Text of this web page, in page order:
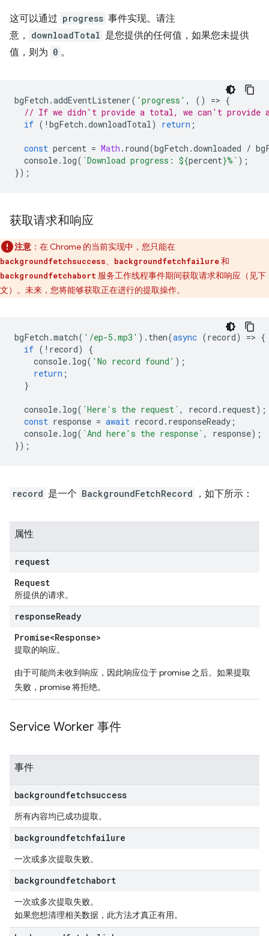
这可以通过 progress 事件实现。请注
意，
downloadTotal 是您提供的任何值，如果您未提供
值，则为 0 。
bgFetch .addEventListener( 'progress' , () => {
// If we didn't provide a total, we can't provide
if ( ! bgFetch .downloadTotal) return ;
const percent = Math . round(bgFetch .downloaded /
console. log( `Download progress: ${percent}%` );
});
获取请求和响应
注意 ：在 Chrome 的当前实现中，您只能在
backgroundfetchsuccess、 backgroundfetchfailure和
backgroundfetchabort 服务工作线程事件期间获取请求和响应（见下
文）。未来，您将能够获取正在进行的提取操作。
bgFetch .match( '/ep-5.mp3' ). then(async (record) => {
if ( ! record)
{
console. log( 'No record found' );
return ;
}
console. log( `Here's the request` , record . request);
const response = await record . responseReady ;
console. log( `And here's the response` , response);
});
record 是一个 BackgroundFetchRecord ，如下所示：
属性
request
Request
所提供的请求。
responseReady
Promise<Response>
提取的响应。
由于可能尚未收到响应，因此响应位于 promise 之后。如果提取
失败，promise 将拒绝。
Service Worker 事件
事件
backgroundfetchsuccess
所有内容均已成功提取。
backgroundfetchfailure
一次或多次提取失败。
backgroundfetchabort
一次或多次提取失败。
如果您想清理相关数据，此方法才真正有用。